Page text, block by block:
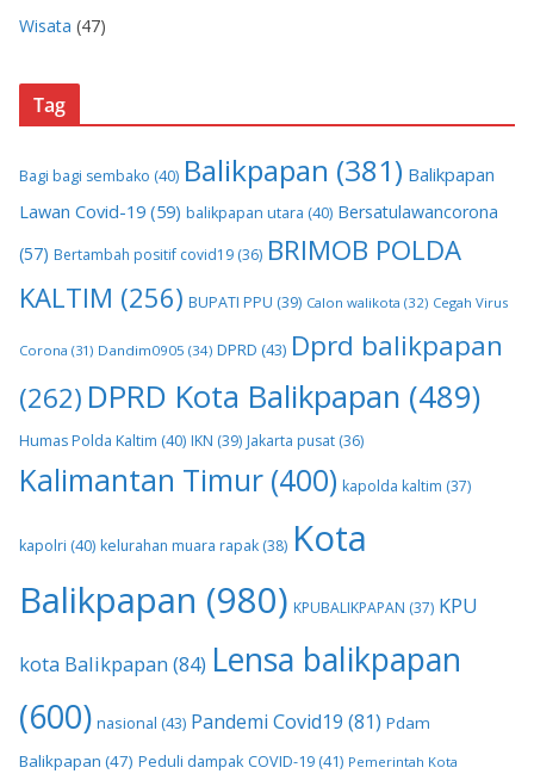
Wisata (47)
Tag
Bagi bagi sembako (40) Balikpapan (381) Balikpapan
Lawan Covid-19 (59) balikpapan utara (40) Bersatulawancorona
(57) Bertambah positif covid19 (36) BRIMOB POLDA
KALTIM (256) BUPATI PPU (39) Calon walikota (32) Cegah Virus
Corona (31) Dandim0905 (34) DPRD (43) Dprd balikpapan
(262) DPRD Kota Balikpapan (489)
Humas Polda Kaltim (40) IKN (39) Jakarta pusat (36)
Kalimantan Timur (400) kapolda kaltim (37)
kapolri (40) kelurahan muara rapak (38) Kota
Balikpapan (980) KPUBALIKPAPAN (37) KPU
kota Balikpapan (84) Lensa balikpapan
(600) nasional (43) Pandemi Covid19 (81) Pdam
Balikpapan (47) Peduli dampak COVID-19 (41) Pemerintah Kota